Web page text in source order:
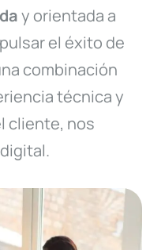
y orientada a
el éxito de
combinación
técnica y
cliente, nos